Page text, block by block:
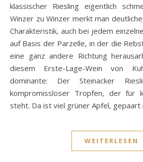
klassischer Riesling eigentlich
Winzer zu Winzer merkt man
Charakteristik, auch bei jedem
auf Basis der Parzelle, in der die
eine ganz andere Richtung
diesem Erste-Lage-Wein von
dominante: Der Steinacker
kompromissloser Tropfen, der für
steht. Da ist viel grüner Apfel,
WEITERLESEN